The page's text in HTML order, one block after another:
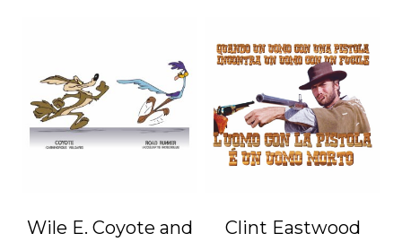
Wile E. Coyote and
Clint Eastwood